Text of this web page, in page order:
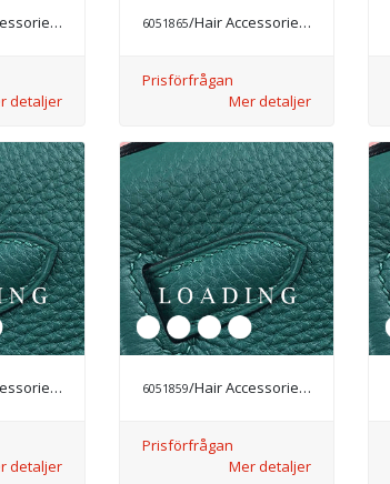
CHANEL
detaljer
6051865/Hair Accessories från CHANEL
Prisförfrågan
Mer detaljer
CHANEL
detaljer
6051859/Hair Accessories från CHANEL
Prisförfrågan
Mer detaljer